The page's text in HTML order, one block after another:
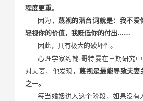
程度更重。
因为，蔑视的潜台词就是：我不爱
轻视你的价值，我贬低你的付出……
因此，具有极大的破坏性。
心理学家约翰·哥特曼在早期研究
对夫妻，他发现，蔑视是最能导致夫
之一。
每当婚姻进入这个阶段，如果没有